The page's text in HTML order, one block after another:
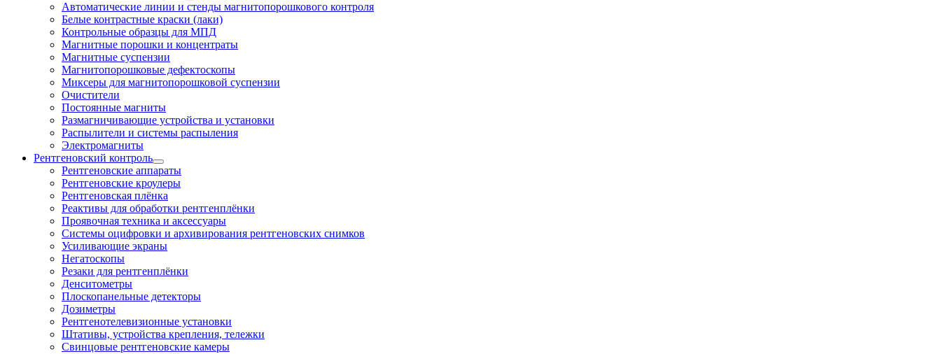
Автоматические линии и стенды магнитопорошкового контроля
Белые контрастные краски (лаки)
Контрольные образцы для МПД
Магнитные порошки и концентраты
Магнитные суспензии
Магнитопорошковые дефектоскопы
Миксеры для магнитопорошковой суспензии
Очистители
Постоянные магниты
Размагничивающие устройства и установки
Распылители и системы распыления
Электромагниты
Рентгеновский контроль
Рентгеновские аппараты
Рентгеновские кроулеры
Рентгеновская плёнка
Реактивы для обработки рентгенплёнки
Проявочная техника и аксессуары
Системы оцифровки и архивирования рентгеновских снимков
Усиливающие экраны
Негатоскопы
Резаки для рентгенплёнки
Денситометры
Плоскопанельные детекторы
Дозиметры
Рентгенотелевизионные установки
Штативы, устройства крепления, тележки
Свинцовые рентгеновские камеры